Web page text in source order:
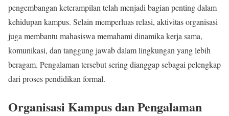
pengembangan keterampilan telah menjadi bagian penting dalam
kehidupan kampus. Selain memperluas relasi, aktivitas organisasi
juga membantu mahasiswa memahami dinamika kerja sama,
komunikasi, dan tanggung jawab dalam lingkungan yang lebih
beragam. Pengalaman tersebut sering dianggap sebagai pelengkap
dari proses pendidikan formal.
Organisasi Kampus dan Pengalaman